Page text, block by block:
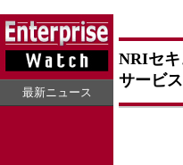
最新ニュース
NRIセ
サービス